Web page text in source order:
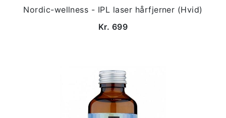
Nordic-wellness - IPL laser hårfjerner (Hvid)
Kr. 699